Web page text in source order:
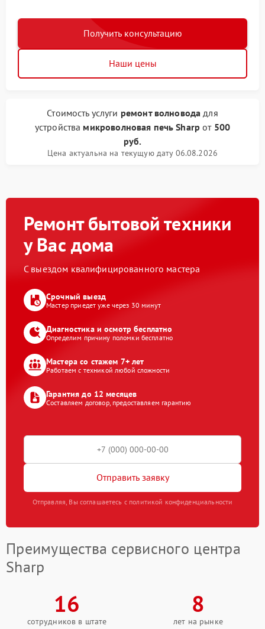
Получить консультацию
Наши цены
Стоимость услуги ремонт волновода для
устройства микроволновая печь Sharp от 500
руб.
Цена актуальна на текущую дату 06.08.2026
Ремонт бытовой техники
у Вас дома
С выездом квалифицированного мастера
Срочный выезд
Мастер приедет уже через 30 минут
Диагностика и осмотр бесплатно
Определим причину поломки бесплатно
Мастера со стажем 7+ лет
Работаем с техникой любой сложности
Гарантия до 12 месяцев
Составляем договор, предоставляем гарантию
Отправить заявку
Отправляя, Вы соглашаетесь с политикой конфиденциальности
Преимущества сервисного центра
Sharp
16
сотрудников в штате
8
лет на рынке